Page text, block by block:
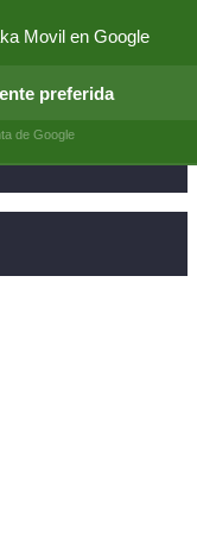
Movil en Google
preferida
de Google